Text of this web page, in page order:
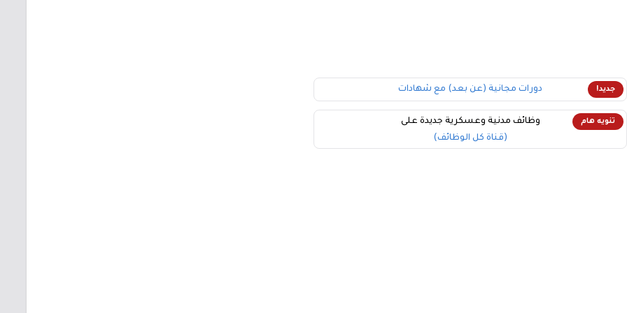
جديد! دورات مجانية (عن بعد) مع شهادات
تنويه هام
وظائف مدنية وعسكرية جديدة على
(قناة كل الوظائف)